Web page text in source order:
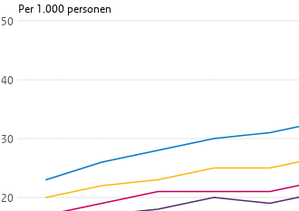
Lijn grafiek met 5 lijnen.
De grafiek heeft 1 Y-as die Per 1.000 personen
Per 1.000 personen
20
30
40
50